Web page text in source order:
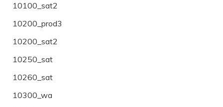
10100_sat2
10200_prod3
10200_sat2
10250_sat
10260_sat
10300_wa